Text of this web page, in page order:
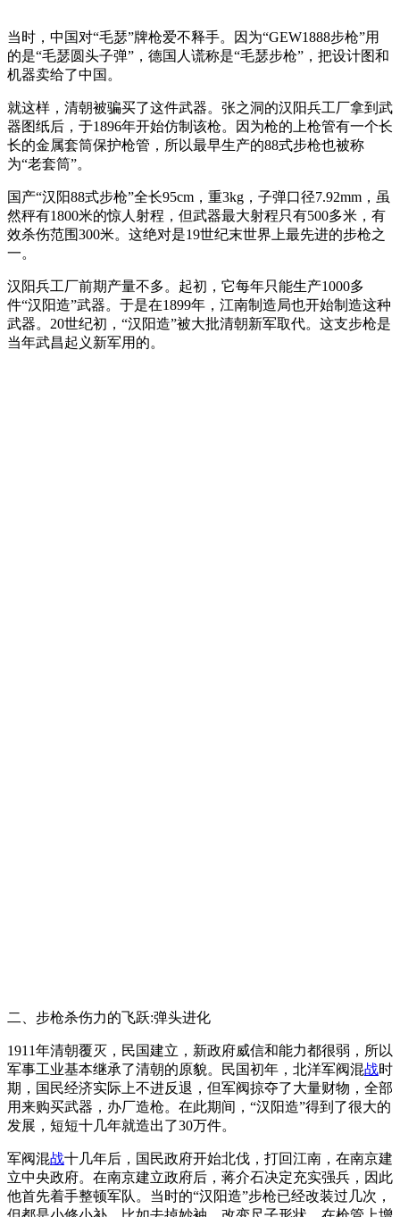
当时，中国对“毛瑟”牌枪爱不释手。因为“GEW1888步枪”用
的是“毛瑟圆头子弹”，德国人谎称是“毛瑟步枪”，把设计图和
机器卖给了中国。
就这样，清朝被骗买了这件武器。张之洞的汉阳兵工厂拿到武
器图纸后，于1896年开始仿制该枪。因为枪的上枪管有一个长
长的金属套筒保护枪管，所以最早生产的88式步枪也被称
为“老套筒”。
国产“汉阳88式步枪”全长95cm，重3kg，子弹口径7.92mm，虽
然秤有1800米的惊人射程，但武器最大射程只有500多米，有
效杀伤范围300米。这绝对是19世纪末世界上最先进的步枪之
一。
汉阳兵工厂前期产量不多。起初，它每年只能生产1000多
件“汉阳造”武器。于是在1899年，江南制造局也开始制造这种
武器。20世纪初，“汉阳造”被大批清朝新军取代。这支步枪是
当年武昌起义新军用的。
二、步枪杀伤力的飞跃:弹头进化
1911年清朝覆灭，民国建立，新政府威信和能力都很弱，所以
军事工业基本继承了清朝的原貌。民国初年，北洋军阀混战时
期，国民经济实际上不进反退，但军阀掠夺了大量财物，全部
用来购买武器，办厂造枪。在此期间，“汉阳造”得到了很大的
发展，短短十几年就造出了30万件。
军阀混战十几年后，国民政府开始北伐，打回江南，在南京建
立中央政府。在南京建立政府后，蒋介石决定充实强兵，因此
他首先着手整顿军队。当时的“汉阳造”步枪已经改装过几次，